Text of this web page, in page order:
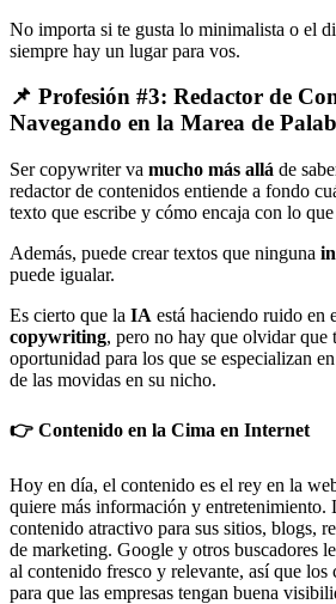
No importa si te gusta lo minimalista o el
siempre hay un lugar para vos.
📌 Profesión #3: Redactor de
Navegando en la Marea de
Ser copywriter va mucho más allá de
redactor de contenidos entiende a fondo
texto que escribe y cómo encaja con lo
Además, puede crear textos que ninguna
puede igualar.
Es cierto que la IA está haciendo ruido en
copywriting, pero no hay que olvidar que
oportunidad para los que se especializan
de las movidas en su nicho.
👉 Contenido en la Cima en Internet
Hoy en día, el contenido es el rey en la
quiere más información y entretenimiento.
contenido atractivo para sus sitios, blogs,
de marketing. Google y otros buscadores
al contenido fresco y relevante, así que
para que las empresas tengan buena